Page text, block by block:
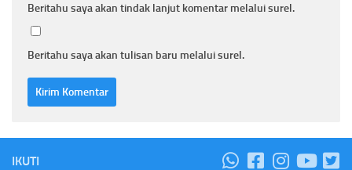
Beritahu saya akan tindak lanjut komentar melalui surel.
Beritahu saya akan tulisan baru melalui surel.
IKUTI